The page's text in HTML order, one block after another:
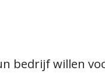
bedrijf willen